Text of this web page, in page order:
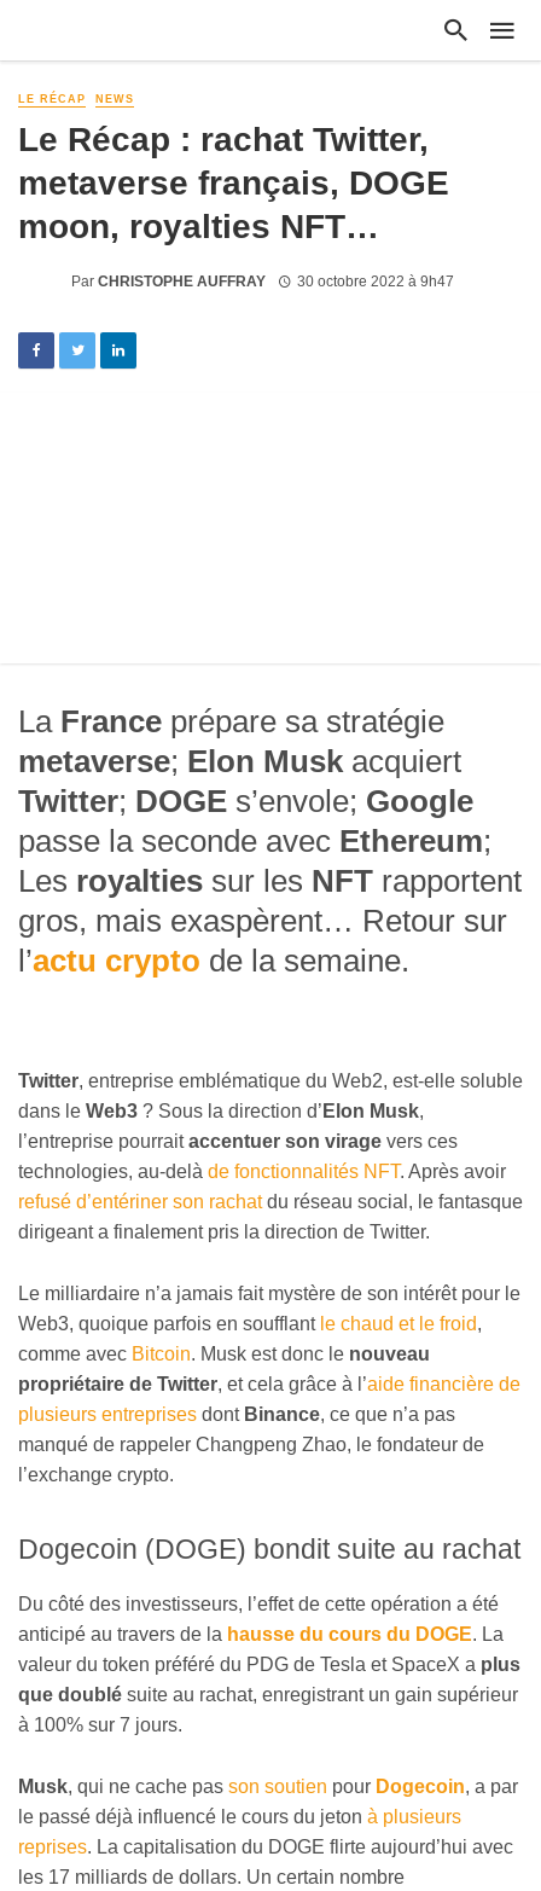
LE RÉCAP NEWS
Le Récap : rachat Twitter,
metaverse français, DOGE
moon, royalties NFT…
Par CHRISTOPHE AUFFRAY 30 octobre 2022 à 9h47
La France prépare sa stratégie
metaverse; Elon Musk acquiert
Twitter; DOGE s’envole; Google
passe la seconde avec Ethereum;
Les royalties sur les NFT rapportent
gros, mais exaspèrent… Retour sur
l’actu crypto de la semaine.
Twitter, entreprise emblématique du Web2, est-elle soluble
dans le Web3 ? Sous la direction d’ Elon Musk,
l’entreprise pourraitaccentuer son virage vers ces
technologies, au-delà de fonctionnalités NFT. Après avoir
refusé d’entériner son rachatdu réseau social, le fantasque
dirigeant a finalement pris la direction de Twitter.
Le milliardaire n’a jamais fait mystère de son intérêt pour le
Web3, quoique parfois en soufflant le chaud et le froid,
comme avec Bitcoin. Musk est donc le nouveau
propriétaire de Twitter, et cela grâce à l’aide financière de
plusieurs entreprises dont Binance, ce que n’a pas
manqué de rappeler Changpeng Zhao, le fondateur de
l’exchange crypto.
Dogecoin (DOGE) bondit suite au rachat
Du côté des investisseurs, l’effet de cette opération a été
anticipé au travers de la hausse du cours du DOGE. La
valeur du token préféré du PDG de Tesla et SpaceX a plus
que doublé suite au rachat, enregistrant un gain supérieur
à 100% sur 7 jours.
Musk, qui ne cache pas son soutien pour Dogecoin, a par
le passé déjà influencé le cours du jeton à plusieurs
reprises. La capitalisation du DOGE flirte aujourd’hui avec
les 17 milliards de dollars. Un certain nombre